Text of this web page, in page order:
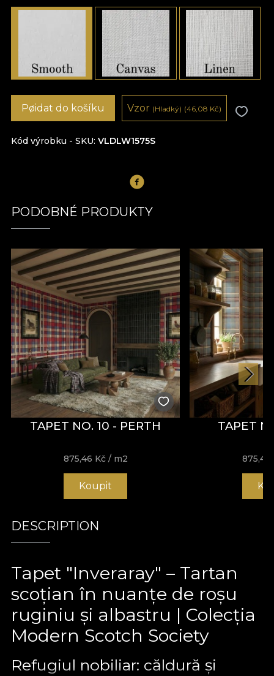
Kód výrobku - SKU VLDLW1575S
Pøidat do košíku Vzor (Hladký) (46,08 Kč)
PODOBNÉ PRODUKTY
TAPET NO. 10 - PERTH
875,46 Kč / m2
Koupit
TAPET
875,46
DESCRIPTION
Tapet "Inveraray" – Tartan
scoțian în nuanțe de roșu
ruginiu și albastru | Colecția
Modern Scotch Society
Refugiul nobiliar: căldură și